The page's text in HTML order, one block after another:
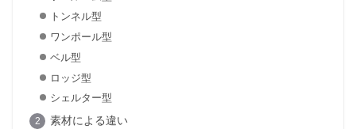
トンネル型
ワンポール型
ベル型
ロッジ型
シェルター型
素材による違い